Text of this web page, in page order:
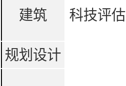
建筑 科技评估
规划设计